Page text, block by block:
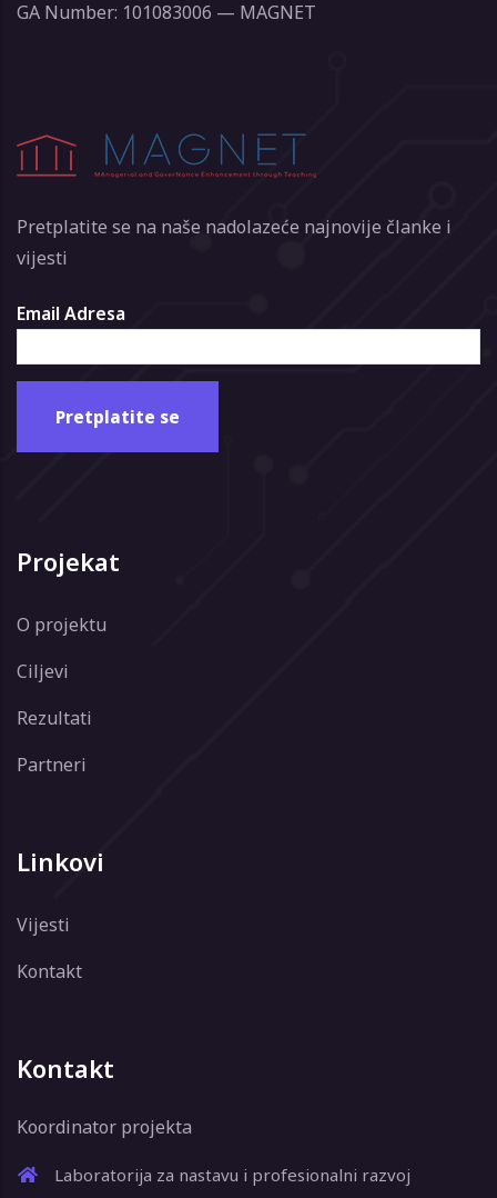
GA Number: 101083006 — MAGNET
Pretplatite se na naše nadolazeće najnovije članke i
vijesti
Email Adresa
Projekat
O projektu
Ciljevi
Rezultati
Partneri
Linkovi
Vijesti
Kontakt
Kontakt
Koordinator projekta
Laboratorija za nastavu i profesionalni razvoj